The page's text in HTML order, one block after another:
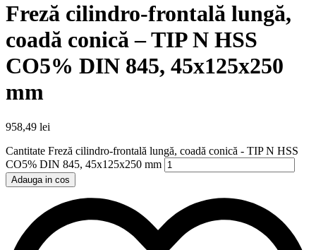
Freză cilindro-frontală lungă,
coadă conică – TIP N HSS
CO5% DIN 845, 45x125x250
mm
958,49 lei
Cantitate Freză cilindro-frontală lungă, coadă conică - TIP N HSS
CO5% DIN 845, 45x125x250 mm
Adauga in cos